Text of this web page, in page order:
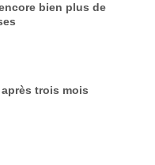
bien plus de
trois mois